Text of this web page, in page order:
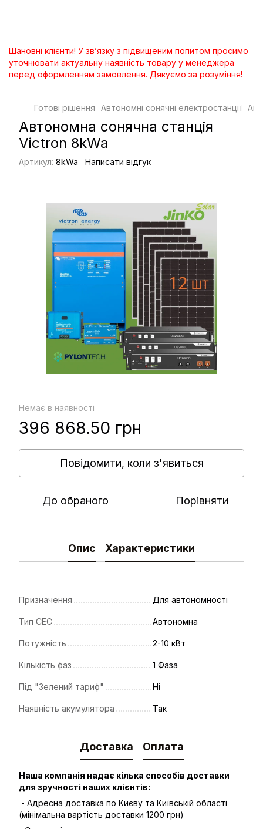
Шановні клієнти! У зв’язку з підвищеним попитом просимо
уточнювати актуальну наявність товару у менеджера
перед оформленням замовлення. Дякуємо за розуміння!
Готові рішення Автономні сонячні електростанції
Автономна сонячна станція
Victron 8kWa
Артикул: 8kWa Написати відгук
Немає в наявності
396 868.50 грн
Повідомити, коли з'явиться
До обраного Порівняти
Опис Характеристики
Призначення Для автономності
Тип СЕС Автономна
Потужність 2-10 кВт
Кількість фаз 1 Фаза
Під "Зелений тариф" Ні
Наявність акумулятора Так
Доставка Оплата
Наша компанія надає кілька способів доставки
для зручності наших клієнтів:
- Адресна доставка по Києву та Київській області
(мінімальна вартість доставки 1200 грн)